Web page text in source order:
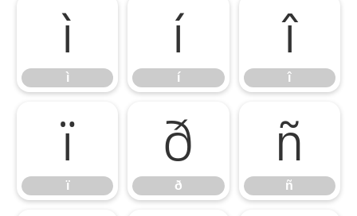
ì
ì
í
í
î
î
ï
ï
ð
ð
ñ
ñ